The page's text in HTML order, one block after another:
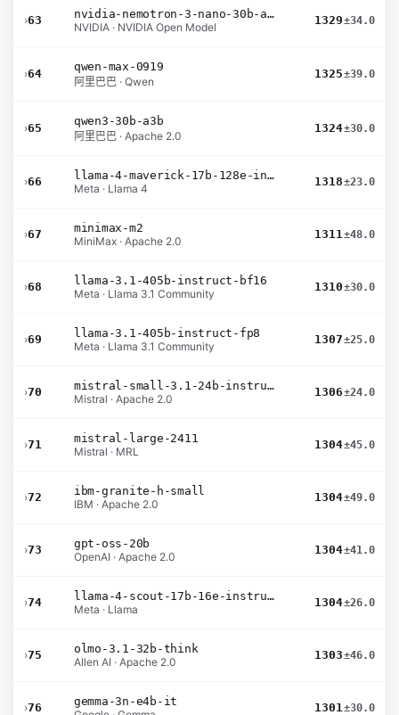
›63
nvidia-nemotron-3-nano-30b-a3b-bf16
NVIDIA · NVIDIA Open Model
1329±34.0
›64
qwen-max-0919
阿里巴巴 · Qwen
1325±39.0
›65
qwen3-30b-a3b
阿里巴巴 · Apache 2.0
1324±30.0
›66
llama-4-maverick-17b-128e-instruct
Meta · Llama 4
1318±23.0
›67
minimax-m2
MiniMax · Apache 2.0
1311±48.0
›68
llama-3.1-405b-instruct-bf16
Meta · Llama 3.1 Community
1310±30.0
›69
llama-3.1-405b-instruct-fp8
Meta · Llama 3.1 Community
1307±25.0
›70
mistral-small-3.1-24b-instruct-2503
Mistral · Apache 2.0
1306±24.0
›71
mistral-large-2411
Mistral · MRL
1304±45.0
›72
ibm-granite-h-small
IBM · Apache 2.0
1304±49.0
›73
gpt-oss-20b
OpenAI · Apache 2.0
1304±41.0
›74
llama-4-scout-17b-16e-instruct
Meta · Llama
1304±26.0
›75
olmo-3.1-32b-think
Allen AI · Apache 2.0
1303±46.0
›76
gemma-3n-e4b-it
1301±30.0